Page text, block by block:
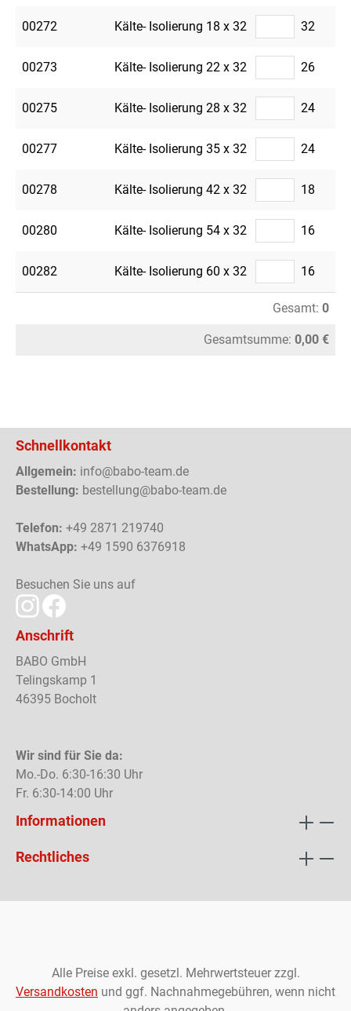
00272 Kälte- Isolierung 18 x 32 32
00273 Kälte- Isolierung 22 x 32 26
00275 Kälte- Isolierung 28 x 32 24
00277 Kälte- Isolierung 35 x 32 24
00278 Kälte- Isolierung 42 x 32 18
00280 Kälte- Isolierung 54 x 32 16
00282 Kälte- Isolierung 60 x 32 16
Gesamt: 0
Gesamtsumme: 0,00 €
Schnellkontakt
Allgemein: info@babo-team.de
Bestellung: bestellung@babo-team.de
Telefon: +49 2871 219740
WhatsApp: +49 1590 6376918
Besuchen Sie uns auf
Anschrift
BABO GmbH
Telingskamp 1
46395 Bocholt
Wir sind für Sie da:
Mo.-Do. 6:30-16:30 Uhr
Fr. 6:30-14:00 Uhr
Informationen
Rechtliches
Alle Preise exkl. gesetzl. Mehrwertsteuer zzgl.
Versandkosten und ggf. Nachnahmegebühren, wenn nicht